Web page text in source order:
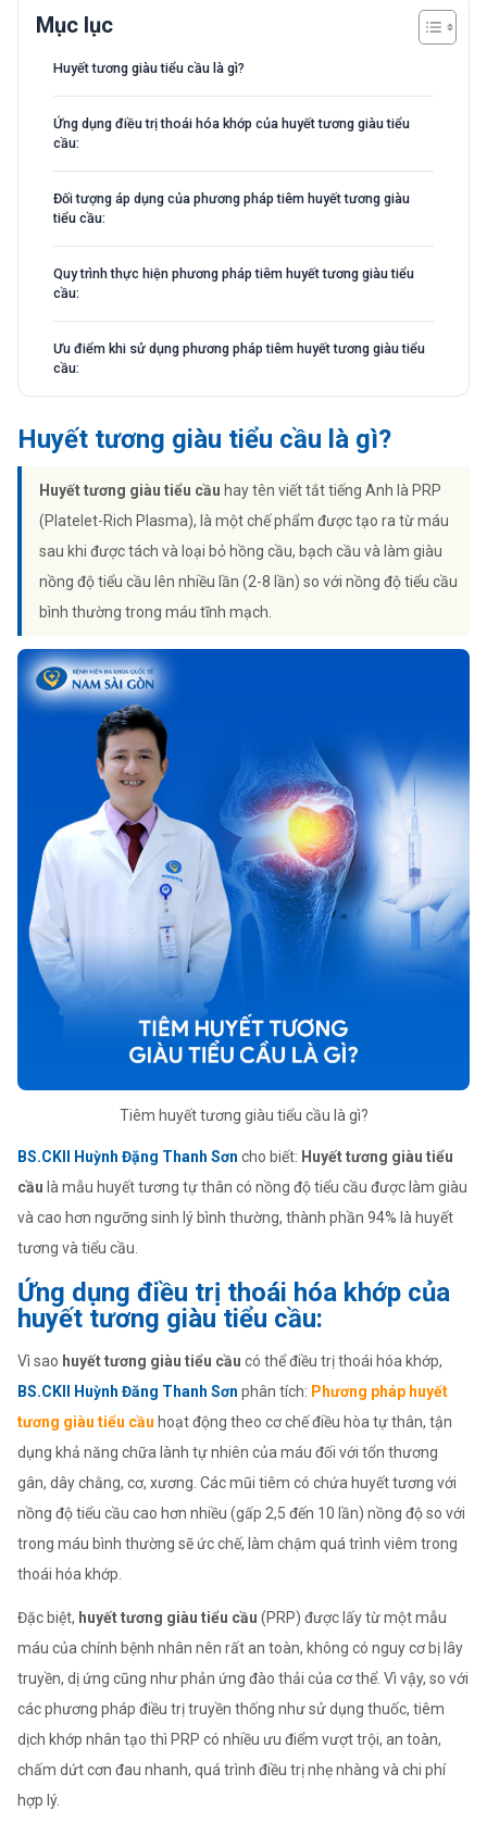
Mục lục
Huyết tương giàu tiểu cầu là gì?
Ứng dụng điều trị thoái hóa khớp của huyết tương giàu tiểu
cầu:
Đối tượng áp dụng của phương pháp tiêm huyết tương giàu
tiểu cầu:
Quy trình thực hiện phương pháp tiêm huyết tương giàu tiểu
cầu:
Ưu điểm khi sử dụng phương pháp tiêm huyết tương giàu tiểu
cầu:
Huyết tương giàu tiểu cầu là gì?
Huyết tương giàu tiểu cầu hay tên viết tắt tiếng Anh là PRP
(Platelet-Rich Plasma), là một chế phẩm được tạo ra từ máu
sau khi được tách và loại bỏ hồng cầu, bạch cầu và làm giàu
nồng độ tiểu cầu lên nhiều lần (2-8 lần) so với nồng độ tiểu cầu
bình thường trong máu tĩnh mạch.
Tiêm huyết tương giàu tiểu cầu là gì?
BS.CKII Huỳnh Đặng Thanh Sơn cho biết: Huyết tương giàu tiểu
cầu là mẫu huyết tương tự thân có nồng độ tiểu cầu được làm giàu
và cao hơn ngưỡng sinh lý bình thường, thành phần 94% là huyết
tương và tiểu cầu.
Ứng dụng điều trị thoái hóa khớp của
huyết tương giàu tiểu cầu:
Vì sao huyết tương giàu tiểu cầu có thể điều trị thoái hóa khớp,
BS.CKII Huỳnh Đăng Thanh Sơn phân tích: Phương pháp huyết
tương giàu tiểu cầu hoạt động theo cơ chế điều hòa tự thân, tận
dụng khả năng chữa lành tự nhiên của máu đối với tổn thương
gân, dây chằng, cơ, xương. Các mũi tiêm có chứa huyết tương với
nồng độ tiểu cầu cao hơn nhiều (gấp 2,5 đến 10 lần) nồng độ so với
trong máu bình thường sẽ ức chế, làm chậm quá trình viêm trong
thoái hóa khớp.
Đặc biệt, huyết tương giàu tiểu cầu (PRP) được lấy từ một mẫu
máu của chính bệnh nhân nên rất an toàn, không có nguy cơ bị lây
truyền, dị ứng cũng như phản ứng đào thải của cơ thể. Vì vậy, so với
các phương pháp điều trị truyền thống như sử dụng thuốc, tiêm
dịch khớp nhân tạo thì PRP có nhiều ưu điểm vượt trội, an toàn,
chấm dứt cơn đau nhanh, quá trình điều trị nhẹ nhàng và chi phí
hợp lý.